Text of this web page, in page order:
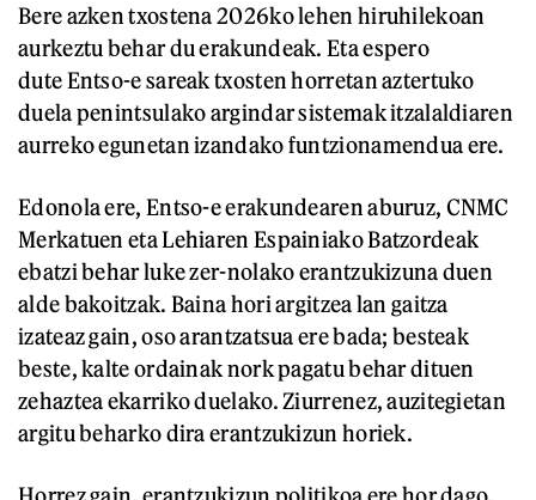
Bere azken txostena 2026ko lehen hiruhilekoan
aurkeztu behar du erakundeak. Eta espero
dute Entso-e sareak txosten horretan aztertuko
duela penintsulako argindar sistemak itzalaldiaren
aurreko egunetan izandako funtzionamendua ere.
Edonola ere, Entso-e erakundearen aburuz, CNMC
Merkatuen eta Lehiaren Espainiako Batzordeak
ebatzi behar luke zer-nolako erantzukizuna duen
alde bakoitzak. Baina hori argitzea lan gaitza
izateaz gain, oso arantzatsua ere bada; besteak
beste, kalte ordainak nork pagatu behar dituen
zehaztea ekarriko duelako. Ziurrenez, auzitegietan
argitu beharko dira erantzukizun horiek.
Horrez gain, erantzukizun politikoa ere hor dago.